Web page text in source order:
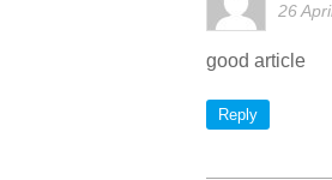
26
good article
Reply